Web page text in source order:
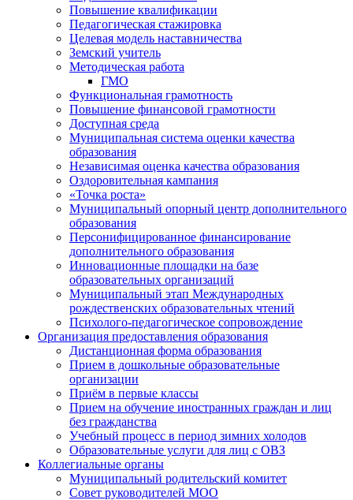
Повышение квалификации
Педагогическая стажировка
Целевая модель наставничества
Земский учитель
Методическая работа
ГМО
Функциональная грамотность
Повышение финансовой грамотности
Доступная среда
Муниципальная система оценки качества
образования
Независимая оценка качества образования
Оздоровительная кампания
«Точка роста»
Муниципальный опорный центр дополнительного
образования
Персонифицированное финансирование
дополнительного образования
Инновационные площадки на базе
образовательных организаций
Муниципальный этап Международных
рождественских образовательных чтений
Психолого-педагогическое сопровождение
Организация предоставления образования
Дистанционная форма образования
Прием в дошкольные образовательные
организации
Приём в первые классы
Прием на обучение иностранных граждан и лиц
без гражданства
Учебный процесс в период зимних холодов
Образовательные услуги для лиц с ОВЗ
Коллегиальные органы
Муниципальный родительский комитет
Совет руководителей МОО